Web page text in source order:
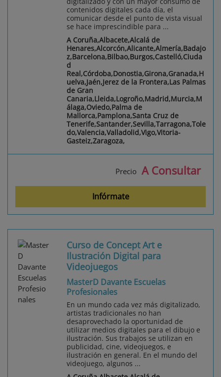
contenidos digitales cada día, el
comunicar desde el punto de vista visual
se hace imprescindible para ...
A Coruña,Albacete,Alcalá de
Henares,Alcorcón,Alicante,Almería,Badajo
z,Barcelona,Bilbao,Burgos,Castelló,Ciuda
d
Real,Córdoba,Donostia,Girona,Granada,H
uelva,Jaén,Jerez de la Frontera,Las Palmas
de Gran
Canaria,Lleida,Logroño,Madrid,Murcia,M
álaga,Oviedo,Palma de
Mallorca,Pamplona,Santa Cruz de
Tenerife,Santander,Sevilla,Tarragona,Tole
do,Valencia,Valladolid,Vigo,Vitoria-
Gasteiz,Zaragoza,
Precio A Consultar
Infórmate
Curso de Concept Art e
Ilustración Digital para
Videojuegos
MasterD Davante Escuelas
Profesionales
En un mundo cada vez más digitalizado,
artistas tradicionales no han
desaprovechado la oportunidad de
utilizar medios digitales para el dibujo e
ilustración. Sus trabajos se utilizan en
publicidad, cine, videojuegos, e
ilustración en general. En el mundo del
videojuego, algunos ...